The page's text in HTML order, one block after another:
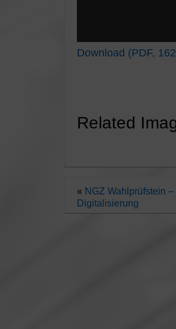
Download (PDF,
Related
« NGZ Wahlprüfstein
Digitalisierung